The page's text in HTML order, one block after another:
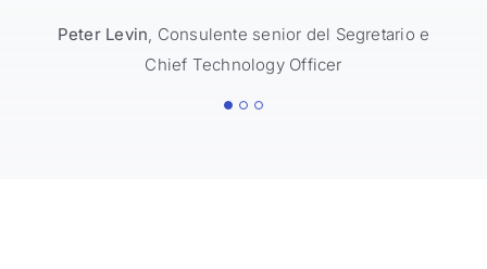
Peter Levin Consulente senior del Segretario e
Chief Technology Officer
possibilità di partecipare alla
futura esplorazione di Marte”.
Lena Trudeau Commissario Associato, Ufficio
Innovazione